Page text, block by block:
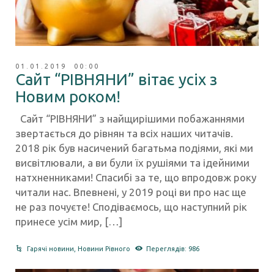
01.01.2019 00:00
Сайт “РІВНЯНИ” вітає усіх з
Новим роком!
Сайт “РІВНЯНИ” з найщирішими побажаннями
звертається до рівнян та всіх наших читачів.
2018 рік був насичений багатьма подіями, які ми
висвітлювали, а ви були їх рушіями та ідейними
натхненниками! Спасибі за те, що впродовж року
читали нас. Впевнені, у 2019 році ви про нас ще
не раз почуєте! Сподіваємось, що наступний рік
принесе усім мир, […]
Гарячі новини ,Новини Рівного Переглядів: 986